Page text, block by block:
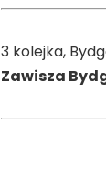
3 kolejka,
Zawisza